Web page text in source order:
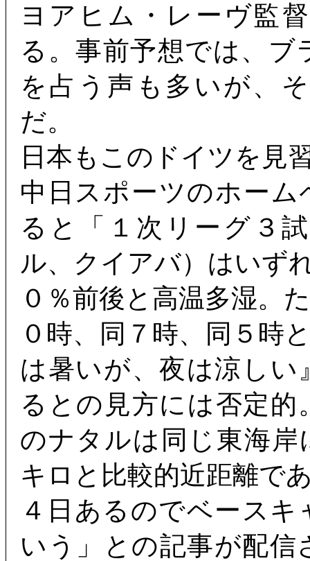
ヨアヒム・レーヴ監
る。事前予想では、
を占う声も多いが、
だ。
日本もこのドイツを見
中日スポーツのホー
ると「１次リーグ３
ル、クイアバ）はいず
０％前後と高温多湿。
０時、同７時、同５時
は暑いが、夜は涼し
るとの見方には否定
のナタルは同じ東海岸
キロと比較的近距離で
４日あるのでベース
いう」との記事が配